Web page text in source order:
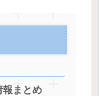
報まとめ